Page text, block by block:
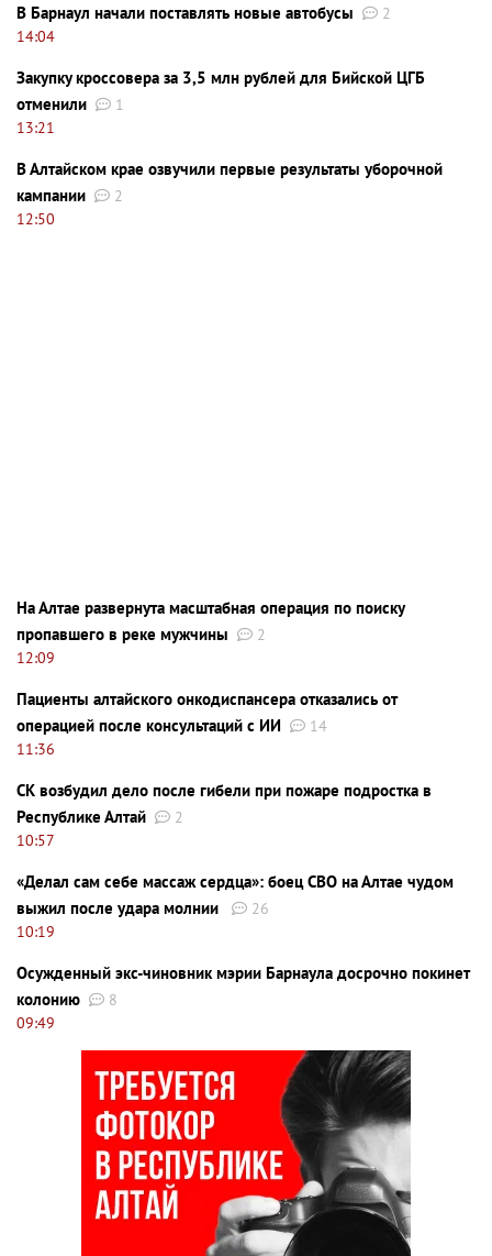
В Барнаул начали поставлять новые автобусы
2
14:04
Закупку кроссовера за 3,5 млн рублей для Бийской ЦГБ
отменили
1
13:21
В Алтайском крае озвучили первые результаты уборочной
кампании
2
12:50
На Алтае развернута масштабная операция по поиску
пропавшего в реке мужчины
2
12:09
Пациенты алтайского онкодиспансера отказались от
операцией после консультаций с ИИ
14
11:36
СК возбудил дело после гибели при пожаре подростка в
Республике Алтай
2
10:57
«Делал сам себе массаж сердца»: боец СВО на Алтае чудом
выжил после удара молнии
26
10:19
Осужденный экс-чиновник мэрии Барнаула досрочно покинет
колонию
8
09:49